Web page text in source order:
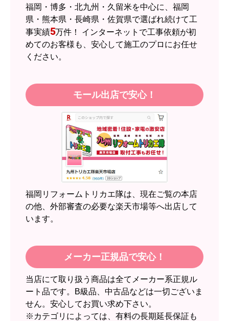
はい
商品の梱包は必要十分なものでしたか？
はい
またこのショップを利用したいですか？
【注文商品】エアコン・クーラー 【注
文時期】2026年05月頃（モバイルから）
【このショップを選んだ理由は？】
近隣のショップでしっかりやってくれそうだった
【注文からどのくらいで届きましたか？】
【その他感想・コメント】
2026年6月30日 23:50
欲しい商品をスムーズに注文できましたか？
はい
ショップからの連絡や対応は適切でしたか？
無回答
福岡・博多・北九州・久留米を中心に、福岡
県・熊本県・長崎県・佐賀県で選ばれ続けて工
事実績5万件！ インターネットで工事依頼が初
めてのお客様も、安心して施工のプロにお任せ
ください。
モール出店で安心！
福岡リフォームトリカエ隊は、現在ご覧の本店
の他、外部審査の必要な楽天市場等へ出店して
います。
メーカー正規品で安心！
当店にて取り扱う商品は全てメーカー系正規ル
ート品です。B級品、中古品などは一切ございま
せん。安心してお買い求め下さい。
※カテゴリによっては、有料の長期延長保証も